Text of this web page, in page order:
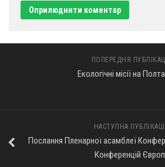
ПОПЕРЕДНЯ
Екологічні місії на
НАСТУПНА
Послання Пленарної асамблеї
Конференцій